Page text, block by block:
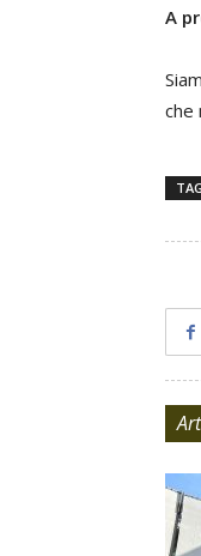
A
che
TAG